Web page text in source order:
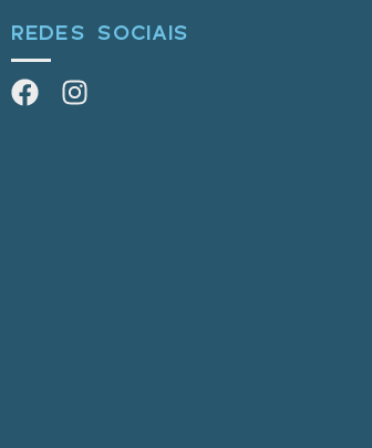
REDES SOCIAIS